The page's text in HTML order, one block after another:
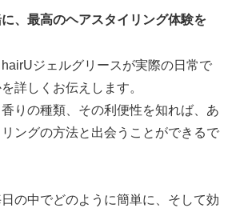
、最高のヘアスタイリング体験を
ジェルグリースが実際の日常で
詳しくお伝えします。
りの種類、その利便性を知れば、あ
ングの方法と出会うことができるで
の中でどのように簡単に、そして効